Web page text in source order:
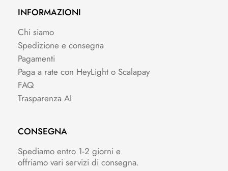
INFORMAZIONI
Chi siamo
Spedizione e consegna
Pagamenti
Paga a rate con HeyLight o Scalapay
FAQ
Trasparenza AI
CONSEGNA
Spediamo entro 1-2 giorni e
offriamo vari servizi di consegna.